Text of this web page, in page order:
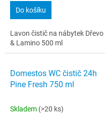
Do košíku
Lavon čistič na nábytek Dřevo
& Lamino 500 ml
Domestos WC čistič 24h
Pine Fresh 750 ml
Skladem (>20 ks)